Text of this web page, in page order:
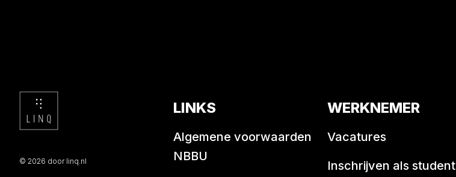
© 2026 door linq.nl
LINKS
Algemene voorwaarden
NBBU
WERKNEMER
Vacatures
Inschrijven als student